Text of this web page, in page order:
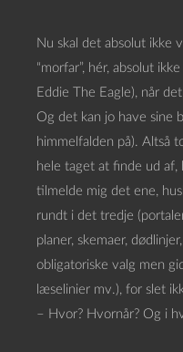
Nu skal det absolut ikke
“morfar”, hér, absolut
Eddie The Eagle), når
Og det kan jo have sine
himmelfalden på). Altså
hele taget at finde ud af,
tilmelde mig det ene,
rundt i det tredje
planer, skemaer,
obligatoriske valg men
læselinier mv.), for slet
– Hvor? Hvornår? Og i